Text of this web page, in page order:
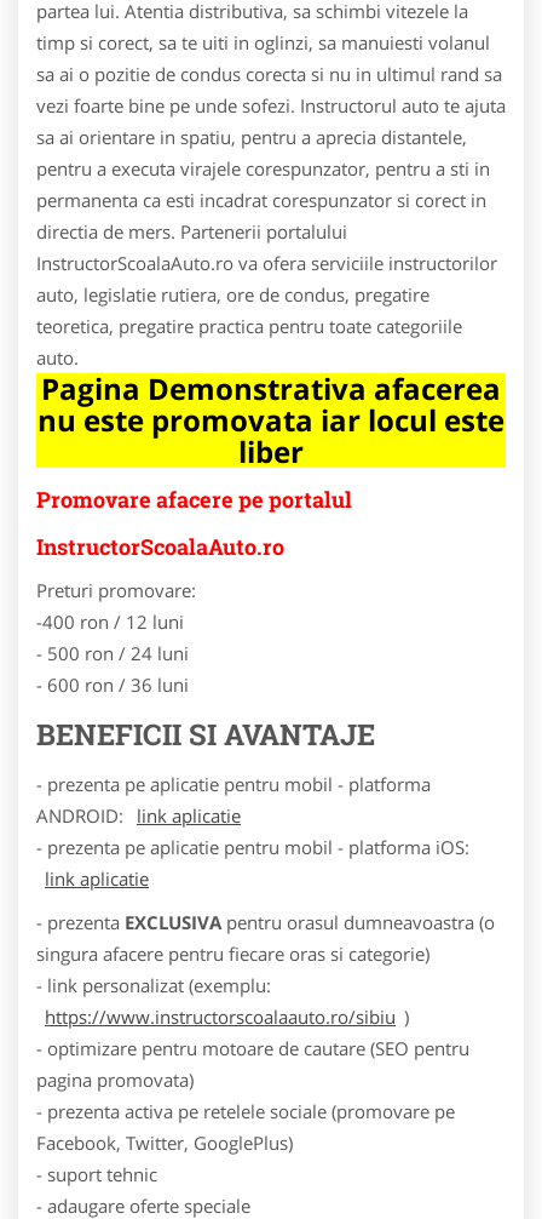
partea lui. Atentia distributiva, sa schimbi vitezele la
timp si corect, sa te uiti in oglinzi, sa manuiesti volanul
sa ai o pozitie de condus corecta si nu in ultimul rand sa
vezi foarte bine pe unde sofezi. Instructorul auto te ajuta
sa ai orientare in spatiu, pentru a aprecia distantele,
pentru a executa virajele corespunzator, pentru a sti in
permanenta ca esti incadrat corespunzator si corect in
directia de mers. Partenerii portalului
InstructorScoalaAuto.ro va ofera serviciile instructorilor
auto, legislatie rutiera, ore de condus, pregatire
teoretica, pregatire practica pentru toate categoriile
auto.
Pagina Demonstrativa afacerea
nu este promovata iar locul este
liber
Promovare afacere pe portalul
InstructorScoalaAuto.ro
Preturi promovare:
-400 ron / 12 luni
- 500 ron / 24 luni
- 600 ron / 36 luni
BENEFICII SI AVANTAJE
- prezenta pe aplicatie pentru mobil - platforma
ANDROID:
link aplicatie
- prezenta pe aplicatie pentru mobil - platforma iOS:
link aplicatie
- prezenta EXCLUSIVA pentru orasul dumneavoastra (o
singura afacere pentru fiecare oras si categorie)
- link personalizat (exemplu:
https://www.instructorscoalaauto.ro/sibiu )
- optimizare pentru motoare de cautare (SEO pentru
pagina promovata)
- prezenta activa pe retelele sociale (promovare pe
Facebook, Twitter, GooglePlus)
- suport tehnic
- adaugare oferte speciale